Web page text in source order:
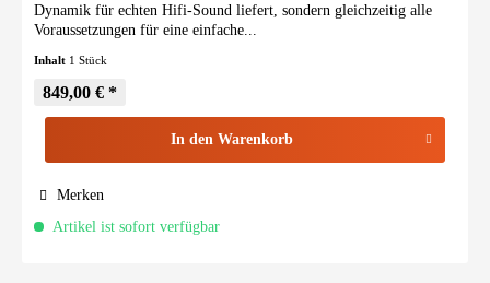
Dynamik für echten Hifi-Sound liefert, sondern gleichzeitig alle
Voraussetzungen für eine einfache...
Inhalt 1 Stück
849,00 € *
In den Warenkorb
Merken
Artikel ist sofort verfügbar